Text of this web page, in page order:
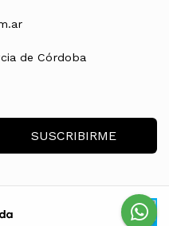
de Córdoba
SUSCRIBIRME